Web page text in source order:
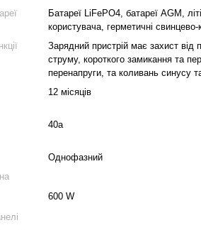
Батареї LiFePO4, батареї AGM,
користувача, герметичні свинцево-
Зарядний пристрій має захист від
струму, короткого замикання та
перенапруги, та коливань синусу
12 місяців
40а
Однофазний
600 W